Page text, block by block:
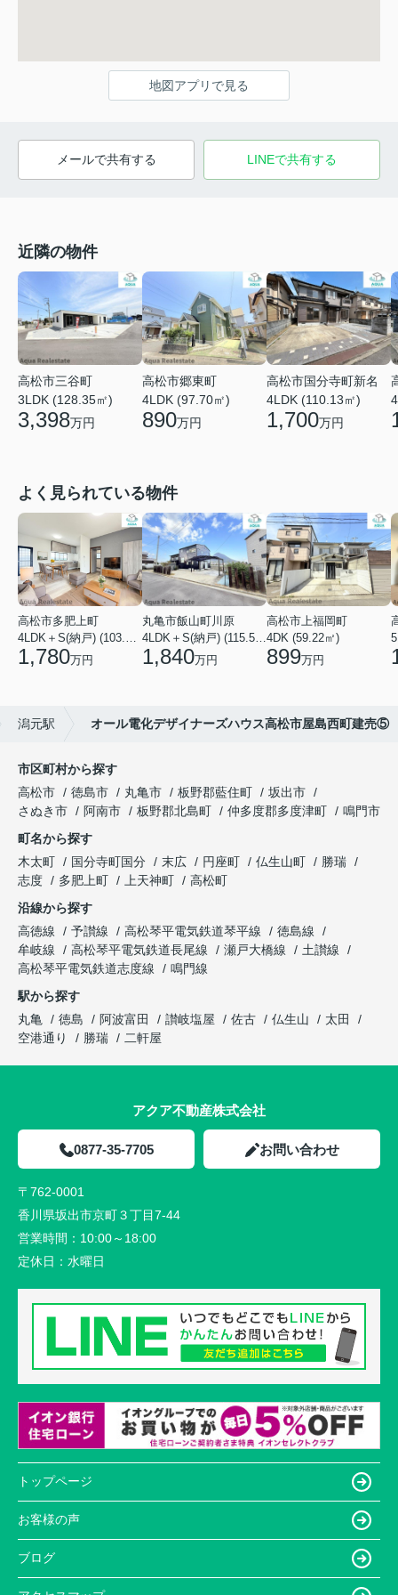
地図アプリで見る
メールで共有する LINEで共有する
近隣の物件
高松市三谷町
3LDK (128.35㎡)
3,398万円
高松市郷東町
4LDK (97.70㎡)
890万円
高松市国分寺町新名
4LDK (110.13㎡)
1,700万円
よく見られている物件
高松市多肥上町
4LDK＋S(納戸) (103.51㎡)
1,780万円
丸亀市飯山町川原
4LDK＋S(納戸) (115.52㎡)
1,840万円
高松市上福岡町
4DK (59.22㎡)
899万円
潟元駅 オール電化デザイナーズハウス高松市屋島西町建売⑤
市区町村から探す
高松市
徳島市 丸亀市 板野郡藍住町
坂出市
さぬき市
阿南市 板野郡北島町 仲多度郡多度津町
鳴門市
町名から探す
木太町
国分寺町国分 末広 円座町 仏生山町
勝瑞
志度
多肥上町 上天神町
高松町
沿線から探す
高徳線
予讃線 高松琴平電気鉄道琴平線
徳島線
牟岐線
高松琴平電気鉄道長尾線 瀬戸大橋線
土讃線
高松琴平電気鉄道志度線
鳴門線
駅から探す
丸亀
徳島 阿波富田 讃岐塩屋 佐古 仏生山
太田
空港通り
勝瑞 二軒屋
アクア不動産株式会社
0877-35-7705 お問い合わせ
〒762-0001
香川県坂出市京町３丁目7-44
営業時間： 10:00～18:00
定休日： 水曜日
トップページ
お客様の声
ブログ